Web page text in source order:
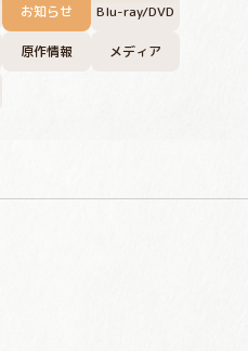
お知らせ Blu-ray/DVD
原作情報 メディア